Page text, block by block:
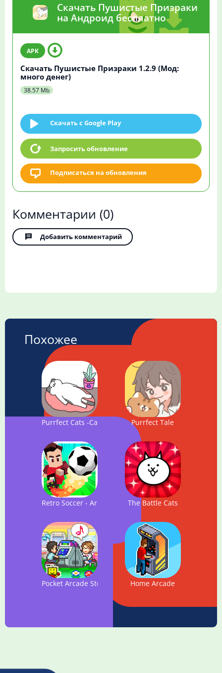
Скачать Пушистые Призраки
на Андроид бесплатно
Скачать Пушистые Призраки 1.2.9 (Мод:
много денег)
38.57 Mb
Скачать c Google Play
Запросить обновление
Подписаться на обновления
Комментарии (0)
Добавить комментарий
Похожее
Purrfect Cats -Cats are the Best-Purrfect Tale
Retro Soccer - Arcade Football Game
The Battle Cats
Pocket Arcade Story Home Arcade